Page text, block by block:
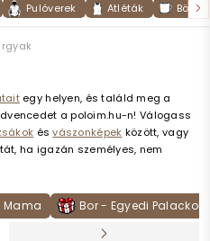
Pulóverek Atléták
egy helyen, és találd meg a
a poloim.hu-n! Válogass
ésvászonképek között, vagy
ha igazán személyes, nem
Mama Bor - Egyedi Palackok